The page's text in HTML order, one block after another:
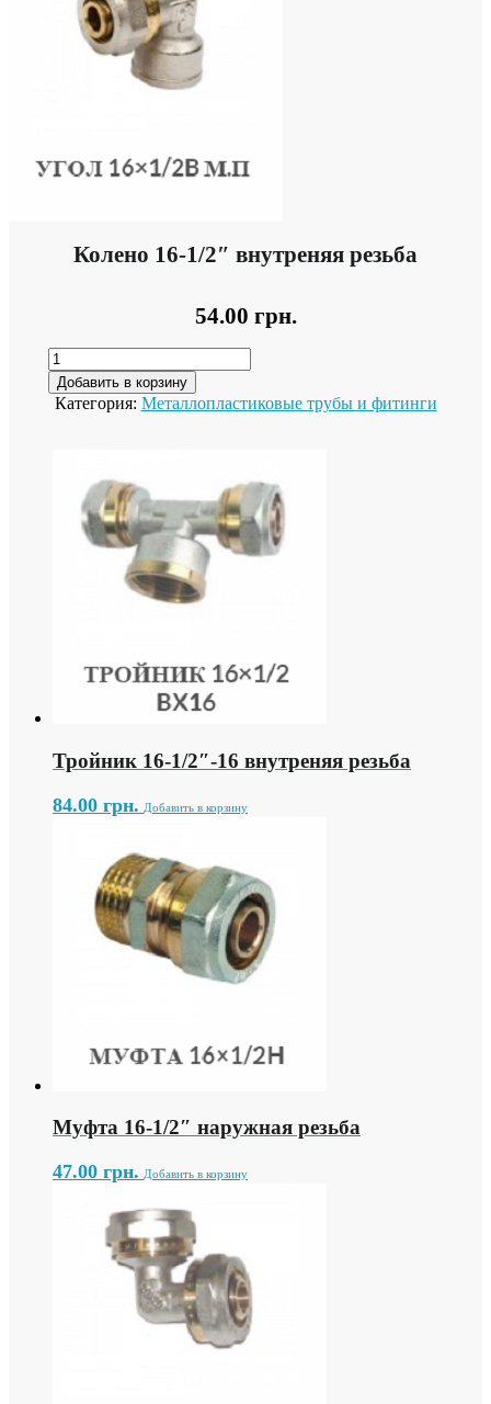
Колено 16-1/2″ внутреняя резьба
54.00 грн.
Добавить в корзину
Категория: Металлопластиковые трубы и фитинги
Тройник 16-1/2″-16 внутреняя резьба
84.00 грн. Добавить в корзину
Муфта 16-1/2″ наружная резьба
47.00 грн. Добавить в корзину